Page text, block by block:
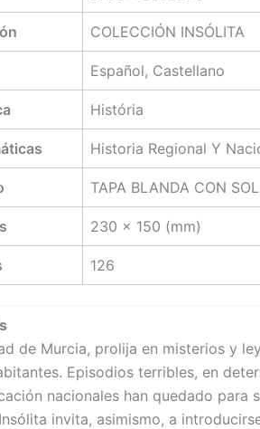
COLECCIÓN INSÓLITA
Español, Castellano
História
Historia Regional Y
TAPA BLANDA CON
230 x 150 (mm)
126
de Murcia, prolija en misterios y
Episodios terribles, en
nacionales han quedado para
invita, asimismo, a